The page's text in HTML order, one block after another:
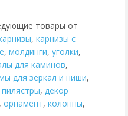
товары от
, карнизы с
, молдинги, уголки,
для каминов,
для зеркал и ниши,
пилястры, декор
, орнамент, колонны,